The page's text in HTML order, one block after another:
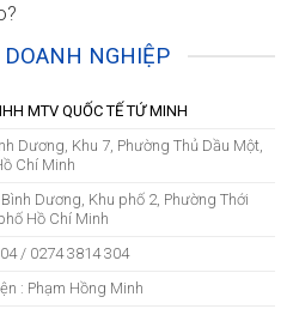
NGHIỆP
MTV QUỐC TẾ TỨ MINH
Dương, Khu 7, Phường Thủ Dầu Một,
Chí Minh
Dương, Khu phố 2, Phường Thới
Hồ Chí Minh
/ 0274 3814 304
: Phạm Hồng Minh